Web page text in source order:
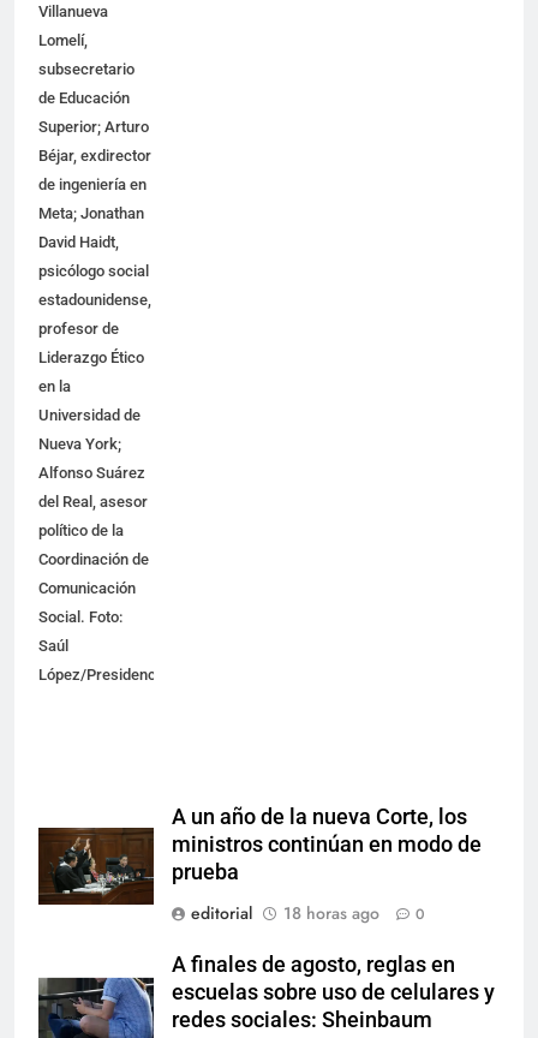
Villanueva
Lomelí,
subsecretario
de Educación
Superior; Arturo
Béjar, exdirector
de ingeniería en
Meta; Jonathan
David Haidt,
psicólogo social
estadounidense,
profesor de
Liderazgo Ético
en la
Universidad de
Nueva York;
Alfonso Suárez
del Real, asesor
político de la
Coordinación de
Comunicación
Social. Foto:
Saúl
López/Presidencia
A un año de la nueva Corte, los
ministros continúan en modo de
prueba
editorial
18 horas ago 0
A finales de agosto, reglas en
escuelas sobre uso de celulares y
redes sociales: Sheinbaum